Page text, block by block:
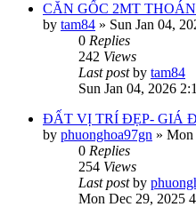
CĂN GỐC 2MT
by tam84 » Sun Jan 04,
0 Replies
242 Views
Last postby tam84
Sun Jan 04, 2026
ĐẤT VỊ TRÍ ĐẸP- GIÁ
by phuonghoa97gn » Mon
0 Replies
254 Views
Last postby
Mon Dec 29, 2025